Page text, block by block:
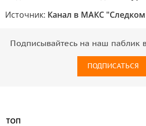
Источник: Канал в МАКС
Подписывайтесь на наш паблик
ПОДПИСАТЬСЯ
ТОП